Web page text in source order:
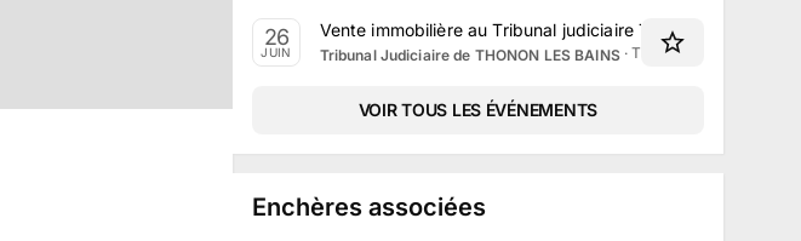
26
JUIN
Vente immobilière au Tribunal judiciaire Thonon-les-Bains
Tribunal Judiciaire de THONON LES BAINS·Thonon-les-Bains,
VOIR TOUS LES ÉVÉNEMENTS
Enchères associées